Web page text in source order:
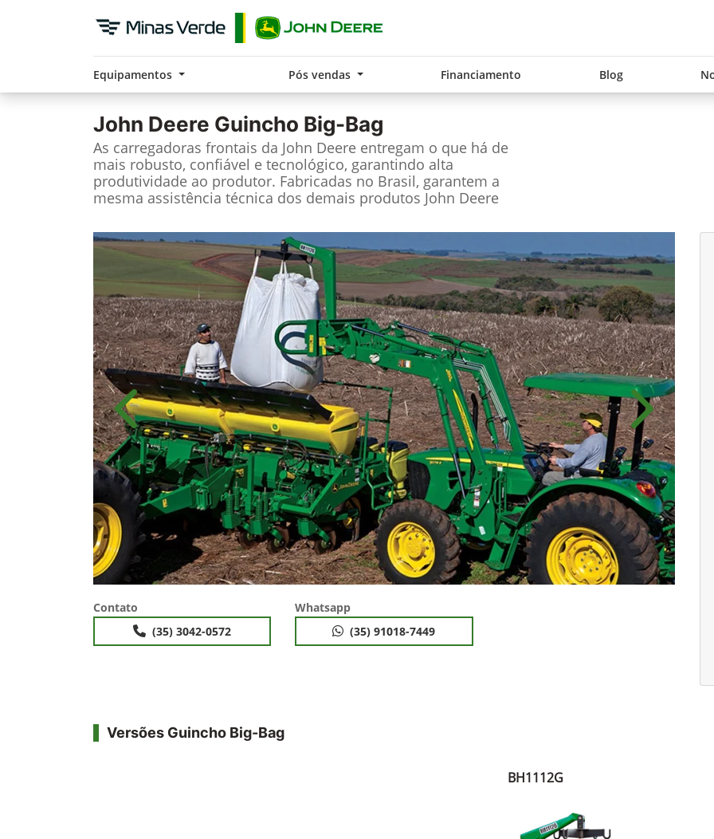
Equipamentos Pós vendas Financiamento Blog
John Deere Guincho Big-Bag
As carregadoras frontais da John Deere entregam o que há de
mais robusto, confiável e tecnológico, garantindo alta
produtividade ao produtor. Fabricadas no Brasil, garantem a
mesma assistência técnica dos demais produtos John Deere
Anterior Próximo
Contato
(35) 3042-0572
Whatsapp
(35) 91018-7449
Versões Guincho Big-Bag
BH1112G